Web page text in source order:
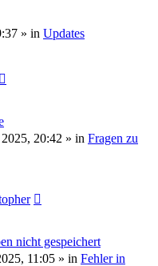
» in Updates
20:42 » in Fragen zu
nicht gespeichert
11:05 » in Fehler in